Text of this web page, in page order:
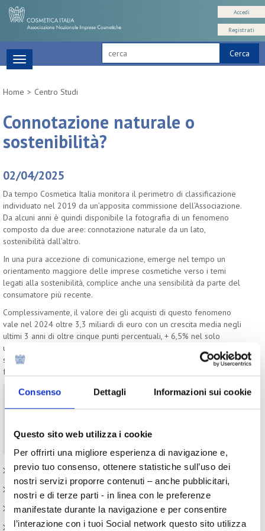
Consenso Dettagli Informazioni sui cookie
Questo sito web utilizza i cookie
Per offrirti una migliore esperienza di navigazione e,
previo tuo consenso, ottenere statistiche sull’uso dei
nostri servizi proporre contenuti – anche pubblicitari,
nostri e di terze parti - in linea con le preferenze
manifestate durante la navigazione e per consentire
l’interazione con i tuoi Social network questo sito utilizza
Cerca
Accedi
Registrati
Toggle
navigation
Home
Centro Studi
Connotazione naturale o
sostenibilità?
02/04/2025
Da tempo Cosmetica Italia monitora il perimetro di classificazione
individuato nel 2019 da un’apposita commissione dell’Associazione.
Da alcuni anni è quindi disponibile la fotografia di un fenomeno
composto da due aree: connotazione naturale da un lato,
sostenibilità dall’altro.
In una pura accezione di comunicazione, emerge nel tempo un
orientamento maggiore delle imprese cosmetiche verso i temi
legati alla sostenibilità, complice anche una sensibilità da parte del
consumatore più recente.
Complessivamente, il valore dei gli acquisti di questo fenomeno
vale nel 2024 oltre 3,3 miliardi di euro con un crescita media negli
ultimi 3 anni di oltre cinque punti percentuali, + 6,5% nel solo
ultimo anno ma è imprescindibile oramai l’impegno delle aziende
su entrambi gli aspetti (+22,5% la sovrapposizione dei due
fenomeni).
Download
Beauty Trend Watch - speciale Cosmoprof Worldwide
Bologna 2025
Appuntamenti
Outlook: il nuovo report del Centro Studi
Contesto macroeconomico
Scenari internazionali